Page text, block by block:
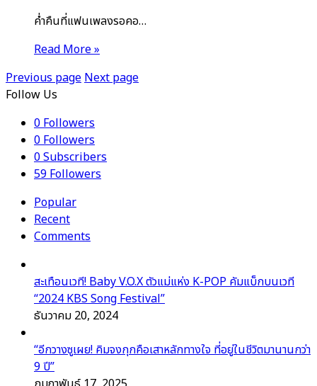
ค่ำคืนที่แฟนเพลงรอคอ…
Read More »
Previous pageNext page
Follow Us
0Followers
0Followers
0Subscribers
59Followers
Popular
Recent
Comments
สะเทือนเวที! Baby V.O.X ตัวแม่แห่ง K-POP คัมแบ็กบนเวที
“2024 KBS Song Festival”
ธันวาคม 20, 2024
“อีกวางซูเผย! คิมจงกุกคือเสาหลักทางใจ ที่อยู่ในชีวิตมานานกว่า
9 ปี”